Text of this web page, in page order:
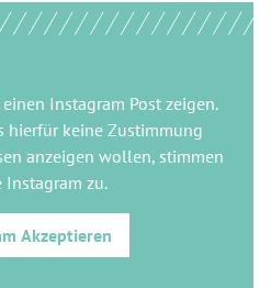
einen Instagram Postzeigen.
hierfür keine Zustimmung
anzeigen wollen, stimmen
Instagram zu.
Akzeptieren